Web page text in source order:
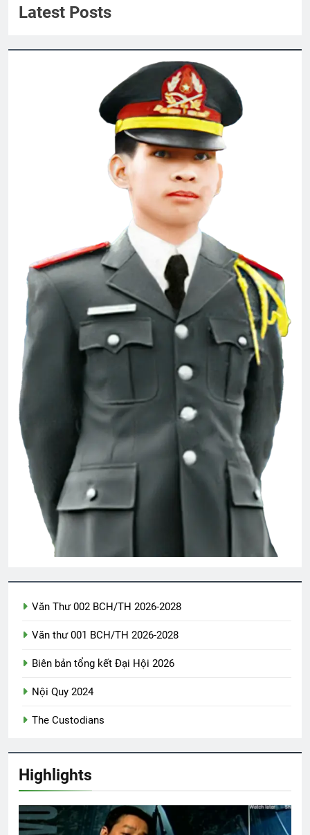
BÀI CA NGƯỜI TÔI TỚ (Rabindranath
3 Years Ago
HVB Bắc Cali: Thư Mời họp khoáng đại
2 Years Ago
Lộc Ninh 1972
2 Years Ago
Văn thư số 009/BCH/TH/2024-2026
1 Year Ago
Tâm thư Tổng Hội Trưởng
2 Years Ago
CSVSQ Nguyễn Như Chương K21
Mùa Thu
2 Years Ago
Quang Lập – Nhạc lính 4
2 Years Ago
Văn Thư 001 & 002/TH nhiệm kỳ 2024-
2026
VĨNH BIỆT TÌNH YÊU CỦA EM (Joanna
3 Years Ago
CSVSQ Anthony Lã Huy Anh K14
CHỖ Ở CAO SANG (Rabindranath
3 Years Ago
Đêm Xuân
2 Years Ago
Phiên Gác Đêm Xuân
2 Years Ago
Latest Posts
Văn Thư 002 BCH/TH 2026-2028
Văn thư 001 BCH/TH 2026-2028
Biên bản tổng kết Đại Hội 2026
Nội Quy 2024
The Custodians
Highlights